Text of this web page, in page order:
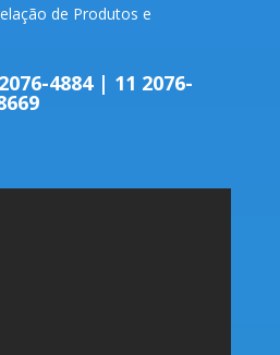
de Produtos e
2076-4884| 11 2076-